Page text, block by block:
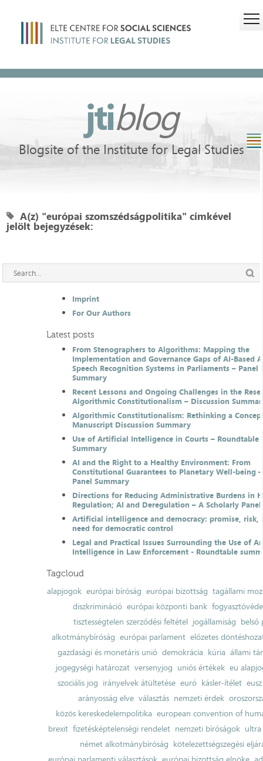
jtiblog
Blogsite of the Institute for Legal Studies
A(z) "európai szomszédságpolitika" címkével
jelölt bejegyzések:
Imprint
For Our Authors
Latest posts
From Stenographers to Algorithms: Mapping the
Implementation and Governance Gaps of AI-Based
Speech Recognition Systems in Parliaments – Panel
Summary
Recent Lessons and Ongoing Challenges in the
Algorithmic Constitutionalism – Discussion
Algorithmic Constitutionalism: Rethinking a
Manuscript Discussion Summary
Use of Artificial Intelligence in Courts – Roundtable
Summary
AI and the Right to a Healthy Environment: From
Constitutional Guarantees to Planetary Well-being
Panel Summary
Directions for Reducing Administrative Burdens in
Regulation; AI and Deregulation – A Scholarly
Artificial intelligence and democracy: promise, risk,
need for democratic control
Legal and Practical Issues Surrounding the Use of
Intelligence in Law Enforcement - Roundtable
Tagcloud
alapjogok európai bíróság európai bizottság tagállami
diszkrimináció európai központi bank
tisztességtelen szerződési feltétel jogállamiság belső
alkotmánybíróság európai parlament előzetes
gazdasági és monetáris unió demokrácia kúria állami
jogegységi határozat versenyjog uniós értékek eu
szociális jog irányelvek átültetése euró kásler-ítélet
arányosság elve választás nemzeti érdek
közös kereskedelempolitika european convention of
brexit fizetésképtelenségi rendelet nemzeti bíróságok ultra
német alkotmánybíróság kötelezettségszegési